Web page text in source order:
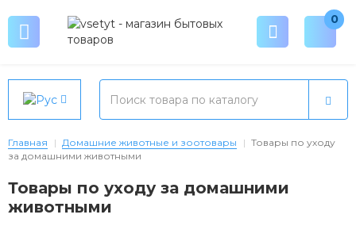
0
Главная Домашние животные и зоотовары
Товары по уходу
за домашними животными
Товары по уходу за домашними
животными